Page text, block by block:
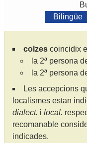
Bilingüe
colzes coincidix
la 2ª persona
la 2ª persona
Les accepcions
localismes estan
dialect. i local.
recomanable
indicades.